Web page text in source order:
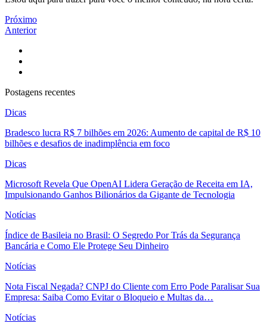
Próximo
Anterior
Postagens recentes
Dicas
Bradesco lucra R$ 7 bilhões em 2026: Aumento de capital de R$ 10
bilhões e desafios de inadimplência em foco
Dicas
Microsoft Revela Que OpenAI Lidera Geração de Receita em IA,
Impulsionando Ganhos Bilionários da Gigante de Tecnologia
Notícias
Índice de Basileia no Brasil: O Segredo Por Trás da Segurança
Bancária e Como Ele Protege Seu Dinheiro
Notícias
Nota Fiscal Negada? CNPJ do Cliente com Erro Pode Paralisar Sua
Empresa: Saiba Como Evitar o Bloqueio e Multas da…
Notícias